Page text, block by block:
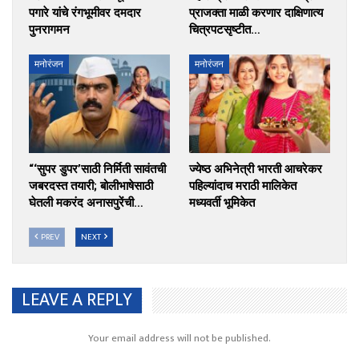
पगारे यांचे रंगभूमीवर दमदार
पुनरागमन
प्राजक्ता माळी करणार दाक्षिणात्य
चित्रपटसृष्टीत…
मनोरंजन
“‘सुपर डुपर’साठी निर्मिती सावंतची
जबरदस्त तयारी; बोलीभाषेसाठी
घेतली मकरंद अनासपुरेंची…
मनोरंजन
ज्येष्ठ अभिनेत्री भारती आचरेकर
पहिल्यांदाच मराठी मालिकेत
मध्यवर्ती भूमिकेत
PREV NEXT
LEAVE A REPLY
Your email address will not be published.